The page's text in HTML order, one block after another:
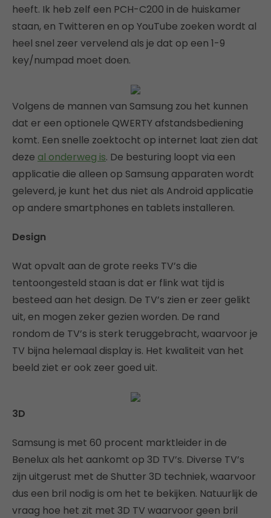
heeft. Ik heb zelf een PCH-C200 in de huiskamer
staan, en Twitteren en op YouTube zoeken wordt al
heel snel zeer vervelend als je dat op een 1-9
key/numpad moet doen.
Volgens de mannen van Samsung zou het kunnen
dat er een optionele QWERTY afstandsbediening
komt. Een snelle zoektocht op internet laat zien dat
deze al onderweg is. De besturing loopt via een
applicatie die alleen op Samsung apparaten wordt
geleverd, je kunt het dus niet als Android applicatie
op andere smartphones en tablets installeren.
Design
Wat opvalt aan de grote reeks TV’s die
tentoongesteld staan is dat er flink wat tijd is
besteed aan het design. De TV’s zien er zeer gelikt
uit, en mogen zeker gezien worden. De rand
rondom de TV’s is sterk teruggebracht, waarvoor je
TV bijna helemaal display is. Het kwaliteit van het
beeld ziet er ook zeer goed uit.
3D
Samsung is met 60 procent marktleider in de
Benelux als het aankomt op 3D TV’s. Diverse TV’s
zijn uitgerust met de Shutter 3D techniek, waarvoor
dus een bril nodig is om het te bekijken. Natuurlijk de
vraag hoe het zit met 3D TV waarvoor geen bril